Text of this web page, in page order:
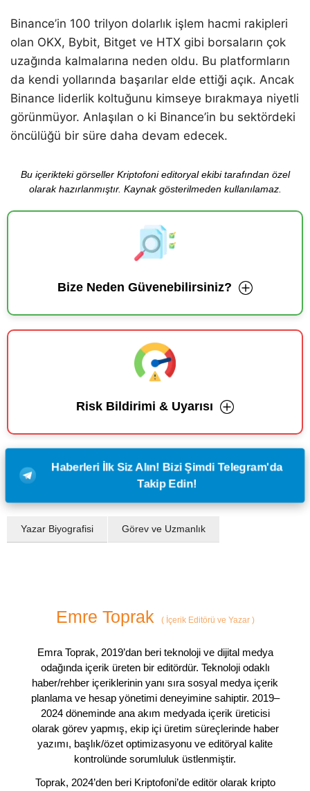
Binance’in 100 trilyon dolarlık işlem hacmi rakipleri
olan OKX, Bybit, Bitget ve HTX gibi borsaların çok
uzağında kalmalarına neden oldu. Bu platformların
da kendi yollarında başarılar elde ettiği açık. Ancak
Binance liderlik koltuğunu kimseye bırakmaya niyetli
görünmüyor. Anlaşılan o ki Binance’in bu sektördeki
öncülüğü bir süre daha devam edecek.
Bu içerikteki görseller Kriptofoni editoryal ekibi tarafından özel
olarak hazırlanmıştır. Kaynak gösterilmeden kullanılamaz.
Bize Neden Güvenebilirsiniz?
Risk Bildirimi & Uyarısı
Haberleri İlk Siz Alın! Bizi Şimdi Telegram'da
Takip Edin!
Yazar Biyografisi Görev ve Uzmanlık
Emre Toprak (İçerik Editörü ve Yazar )
Emra Toprak, 2019’dan beri teknoloji ve dijital medya
odağında içerik üreten bir editördür. Teknoloji odaklı
haber/rehber içeriklerinin yanı sıra sosyal medya içerik
planlama ve hesap yönetimi deneyimine sahiptir. 2019–
2024 döneminde ana akım medyada içerik üreticisi
olarak görev yapmış, ekip içi üretim süreçlerinde haber
yazımı, başlık/özet optimizasyonu ve editöryal kalite
kontrolünde sorumluluk üstlenmiştir.
Toprak, 2024’den beri Kriptofoni’de editör olarak kripto